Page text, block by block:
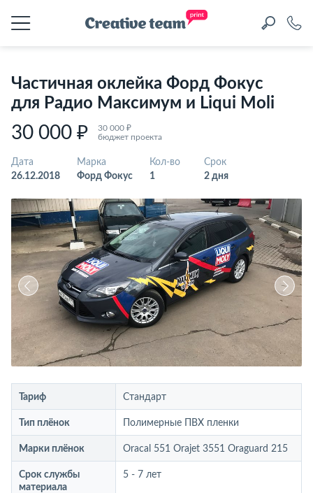
Частичная оклейка Форд Фокус
для Радио Максимум и Liqui Moli
30 000 ₽
30 000 ₽
бюджет проекта
Дата
26.12.2018
Марка
Форд Фокус
Кол-во
1
Срок
2 дня
Тариф Стандарт
Тип плёнок Полимерные ПВХ пленки
Марки плёнок Oracal 551 Orajet 3551 Oraguard 215
Срок службы
материала
5 - 7 лет